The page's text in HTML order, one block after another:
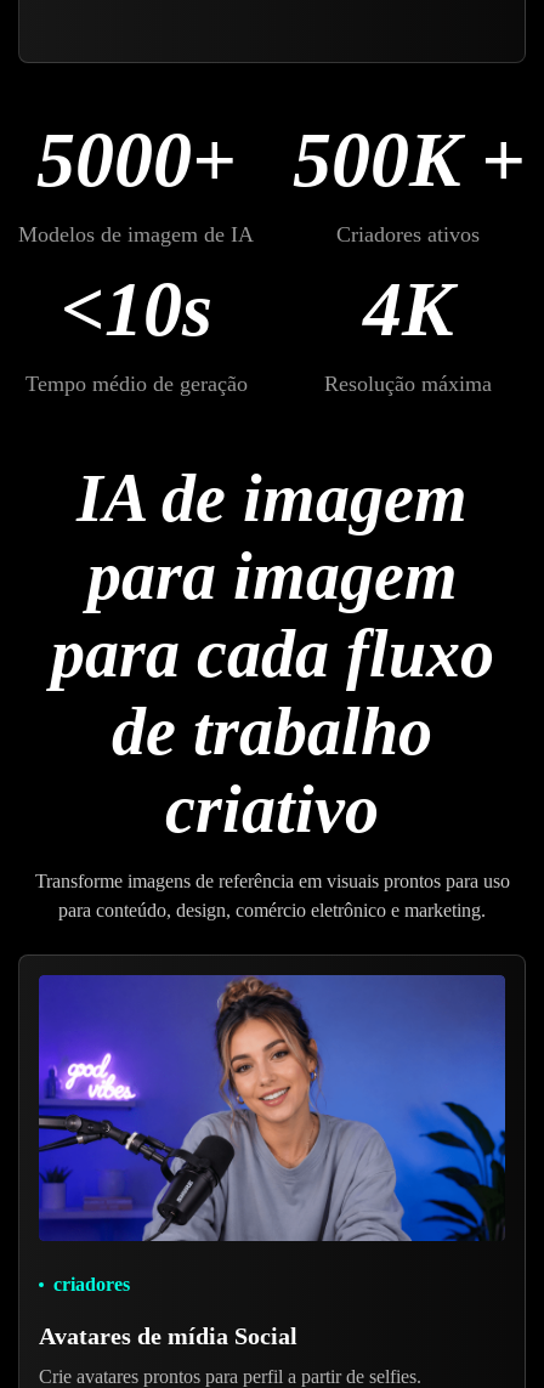
5000+
Modelos de imagem de IA
500K +
Criadores ativos
<10s
Tempo médio de geração
4K
Resolução máxima
IA de imagem
para imagem
para cada fluxo
de trabalho
criativo
Transforme imagens de referência em visuais prontos para uso
para conteúdo, design, comércio eletrônico e marketing.
criadores
Avatares de mídia Social
Crie avatares prontos para perfil a partir de selfies.